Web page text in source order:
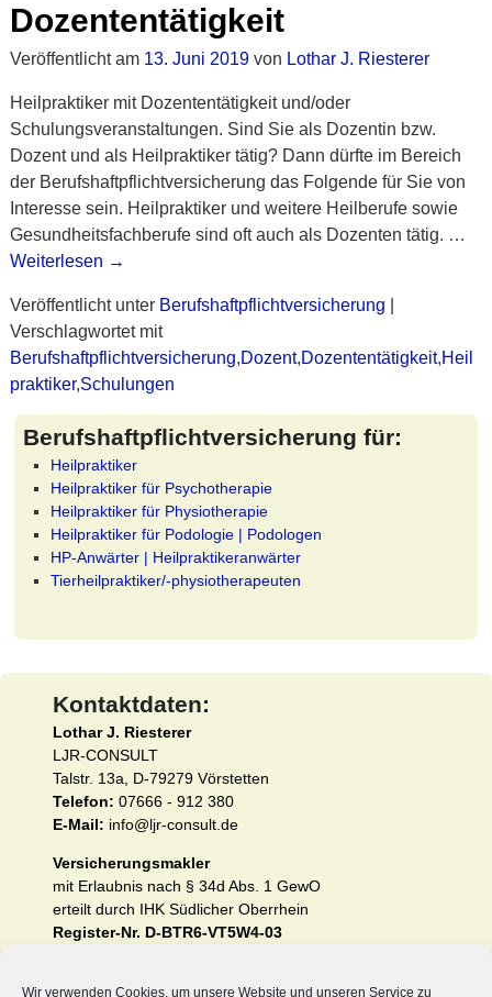
Wir verwenden Cookies, um unsere Website und unseren Service zu
Dozententätigkeit
Veröffentlicht am 13. Juni 2019 von Lothar J. Riesterer
Heilpraktiker mit Dozententätigkeit und/oder
Schulungsveranstaltungen. Sind Sie als Dozentin bzw.
Dozent und als Heilpraktiker tätig? Dann dürfte im Bereich
der Berufshaftpflichtversicherung das Folgende für Sie von
Interesse sein. Heilpraktiker und weitere Heilberufe sowie
Gesundheitsfachberufe sind oft auch als Dozenten tätig. …
Weiterlesen →
Veröffentlicht unter Berufshaftpflichtversicherung
Verschlagwortet mit
Berufshaftpflichtversicherung,Dozent,Dozententätigkeit,Heil
praktiker,Schulungen
Berufshaftpflichtversicherung für:
Heilpraktiker
Heilpraktiker für Psychotherapie
Heilpraktiker für Physiotherapie
Heilpraktiker für Podologie | Podologen
HP-Anwärter | Heilpraktikeranwärter
Tierheilpraktiker/-physiotherapeuten
Kontaktdaten:
Lothar J. Riesterer
LJR-CONSULT
Talstr. 13a, D-79279 Vörstetten
Telefon: 07666 - 912 380
E-Mail: info@ljr-consult.de
Versicherungsmakler
mit Erlaubnis nach § 34d Abs. 1 GewO
erteilt durch IHK Südlicher Oberrhein
Register-Nr. D-BTR6-VT5W4-03